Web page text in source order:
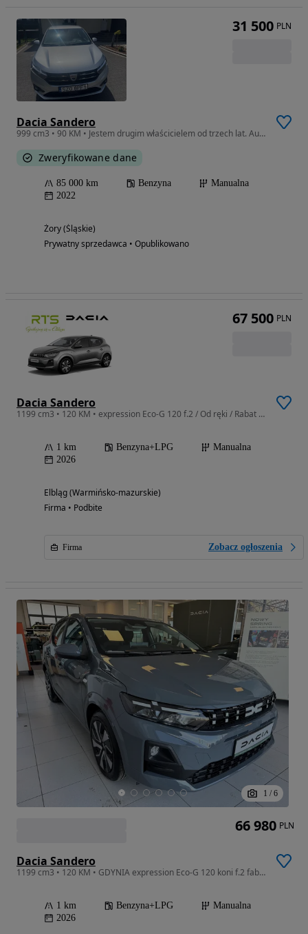
Dacia Sandero
999 cm3 • 90 KM • Jestem drugim właścicielem od trzech lat. Auto garszowane
Zweryfikowane dane
85 000 km Benzyna
Manualna
2022
Żory (Śląskie)
Prywatny sprzedawca • Opublikowano
31 500 PLN
Dacia Sandero
1199 cm3 • 120 KM • expression Eco-G 120 f.2 / Od ręki / Rabat 3 700 zł / Gwarancja 7 lat
1 km Benzyna+LPG
Manualna
2026
Elbląg (Warmińsko-mazurskie)
Firma • Podbite
Firma Zobacz ogłoszenia
67 500 PLN
1 / 6
Dacia Sandero
1199 cm3 • 120 KM • GDYNIA expression Eco-G 120 koni f.2 fabryczne LPG
1 km Benzyna+LPG
Manualna
2026
66 980 PLN